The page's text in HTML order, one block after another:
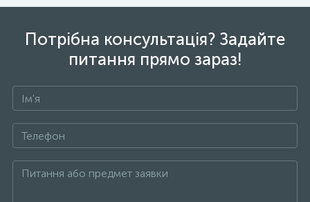
Потрібна консультація? Задайте
питання прямо зараз!